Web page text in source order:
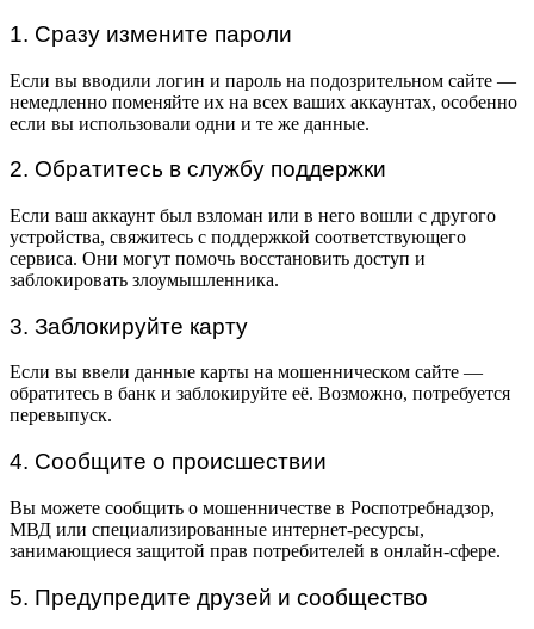
1. Сразу измените пароли
Если вы вводили логин и пароль на подозрительном сайте —
немедленно поменяйте их на всех ваших аккаунтах, особенно
если вы использовали одни и те же данные.
2. Обратитесь в службу поддержки
Если ваш аккаунт был взломан или в него вошли с другого
устройства, свяжитесь с поддержкой соответствующего
сервиса. Они могут помочь восстановить доступ и
заблокировать злоумышленника.
3. Заблокируйте карту
Если вы ввели данные карты на мошенническом сайте —
обратитесь в банк и заблокируйте её. Возможно, потребуется
перевыпуск.
4. Сообщите о происшествии
Вы можете сообщить о мошенничестве в Роспотребнадзор,
МВД или специализированные интернет-ресурсы,
занимающиеся защитой прав потребителей в онлайн-сфере.
5. Предупредите друзей и сообщество